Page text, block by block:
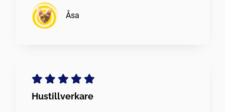
Åsa
Hustillverkare